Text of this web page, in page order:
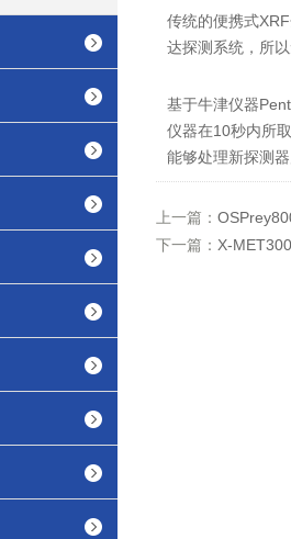
传统的便携式
达探测系统，所
基于牛津仪器
仪器在10秒内所
能够处理新探测
上一篇：
下一篇： X-